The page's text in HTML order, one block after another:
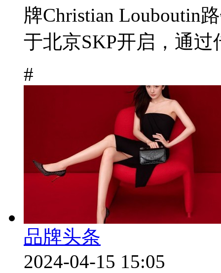
牌Christian Louboutin
于北京SKP开启，通过
#
品牌头条
2024-04-15 15:05